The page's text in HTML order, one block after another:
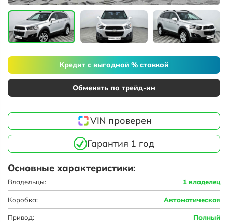
Кредит с выгодной % ставкой
Обменять по трейд-ин
VIN проверен
Гарантия 1 год
Основные характеристики:
Владельцы: 1 владелец
Коробка: Автоматическая
Привод: Полный